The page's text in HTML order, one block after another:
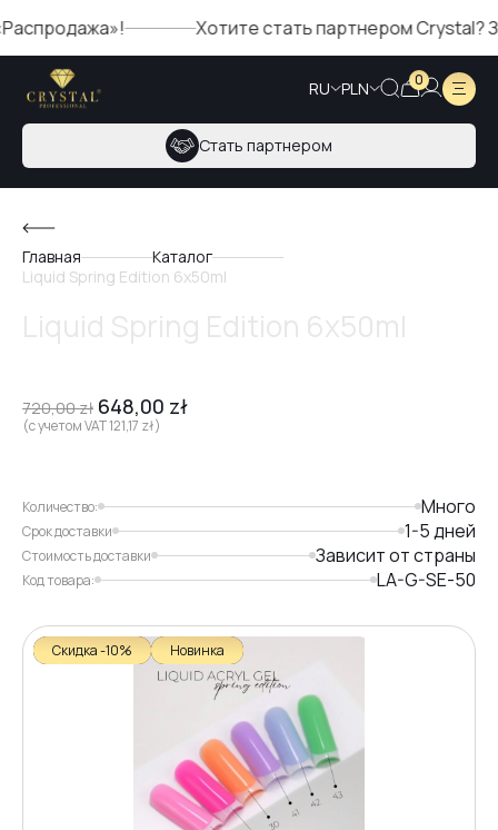
Хотите стать партнером Crystal?
RU PLN 0
Стать партнером
Главная
Каталог
Liquid Spring Edition 6x50ml
720,00zł 648,00 zł
(с учетом VAT121,17 zł)
Количество: Много
Срок доставки 1-5 дней
Стоимость доставки Зависит от страны
Код товара: LA-G-SE-50
Скидка -10% Новинка